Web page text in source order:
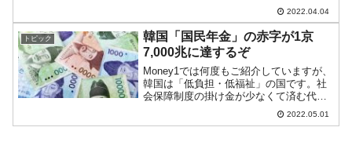
『Investing.com』より引用）。2022年04
月第1週目がスタートしました！ 本...
2022.04.04
トピック
韓国「国民年金」の赤字が1京
7,000兆に達するぞ
Money1では何度もご紹介していますが、
韓国は「低負担・低福祉」の国です。社
会保障制度の掛け金が少なくて済む代わ
りに保障も少ないという制度設計になっ
ています。人口が増え続け、右肩上がり
2022.05.01